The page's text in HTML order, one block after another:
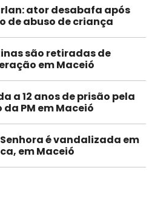
ator desabafa após
de abuso de criança
são retiradas de
em Maceió
a 12 anos de prisão pela
PM em Maceió
é vandalizada em
em Maceió